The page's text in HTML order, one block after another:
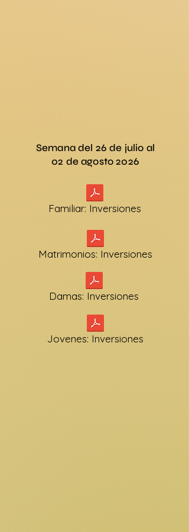
Semana del 26 de julio al
02 de agosto 2026
Familiar: Inversiones
Matrimonios: Inversiones
Damas: Inversiones
Jovenes: Inversiones